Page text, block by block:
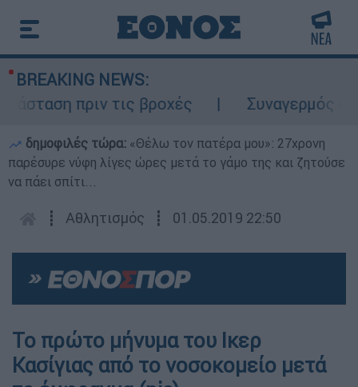
BREAKING NEWS:
πριν τις βροχές
Συναγερμός
δημοφιλές τώρα: «Θέλω τον πατέρα μου»: 27χρονη
παρέσυρε νύφη λίγες ώρες μετά το γάμο της και ζητούσε
να πάει σπίτι...
┋ Αθλητισμός ┋ 01.05.2019 22:50
Το πρώτο μήνυμα του Ικερ
Κασίγιας από το νοσοκομείο μετά